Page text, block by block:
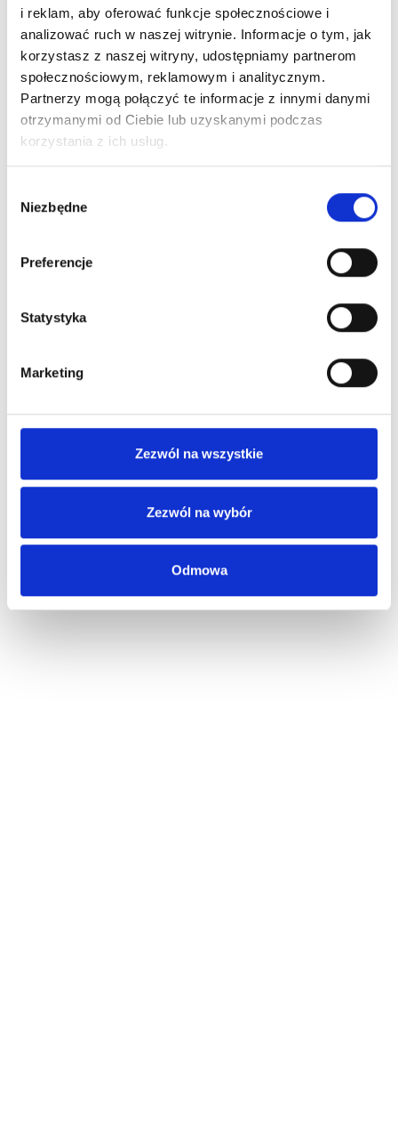
i reklam, aby oferować funkcje społecznościowe i
analizować ruch w naszej witrynie. Informacje o tym, jak
korzystasz z naszej witryny, udostępniamy partnerom
społecznościowym, reklamowym i analitycznym.
Partnerzy mogą połączyć te informacje z innymi danymi
otrzymanymi od Ciebie lub uzyskanymi podczas
korzystania z ich usług.
zgody
Niezbędne
Preferencje
Statystyka
Marketing
Zezwól na wszystkie
Zezwól na wybór
Odmowa